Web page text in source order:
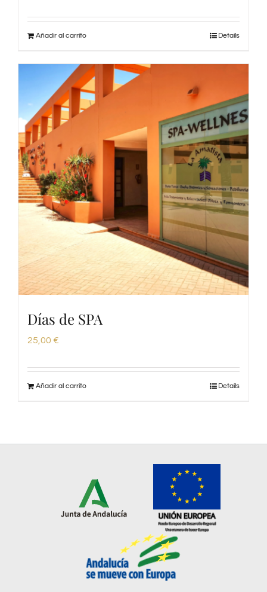
Añadir al carrito Details
Días de SPA
25,00 €
Añadir al carrito Details